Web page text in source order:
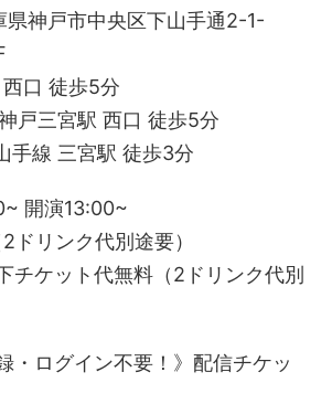
神戸市中央区下山手通2-1-
口 徒歩5分
戸三宮駅 西口 徒歩5分
手線 三宮駅 徒歩3分
開演13:00~
リンク代別途要）
ット代無料（2ドリンク代別
・ログイン不要！》配信チケッ